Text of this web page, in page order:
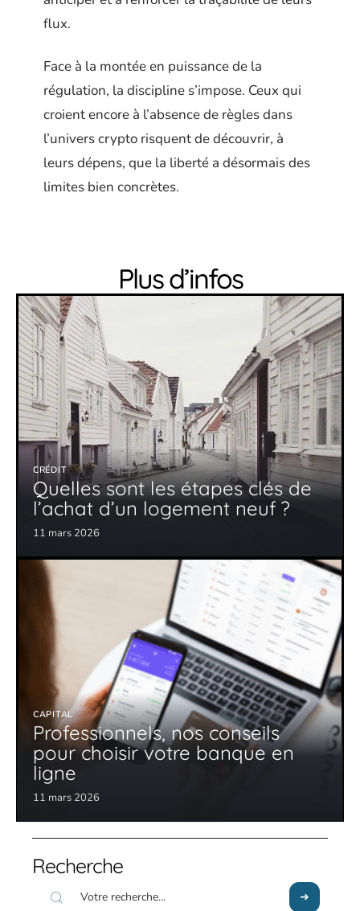
flux.
Face à la montée en puissance de la
régulation, la discipline s’impose. Ceux qui
croient encore à l’absence de règles dans
l’univers crypto risquent de découvrir, à
leurs dépens, que la liberté a désormais des
limites bien concrètes.
Plus d’infos
CRÉDIT
Quelles sont les étapes clés de
l’achat d’un logement neuf ?
11 mars 2026
CAPITAL
Professionnels, nos conseils
pour choisir votre banque en
ligne
11 mars 2026
Recherche